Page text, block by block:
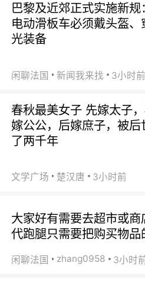
巴黎及近郊正式实施新规
电动滑板车必须戴头盔、
光装备
闲聊法国 新闻我来找 3小时前
春秋最美女子 先嫁太子
嫁公公，后嫁庶子，被后
了两千年
文学广场 楚汉唐 3小时前
大家好有需要去超市或
代跑腿只需要把购买物
闲聊法国 zhang0958 3小时